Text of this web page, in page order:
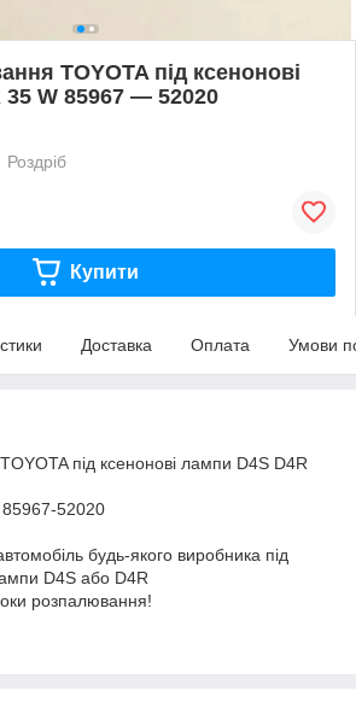
TOYOTA під ксенонові
W 85967 — 52020
Роздріб
Купити
Доставка Оплата Умови
під ксенонові лампи D4S D4R
52020
будь-якого виробника під
D4S або D4R
розпалювання!